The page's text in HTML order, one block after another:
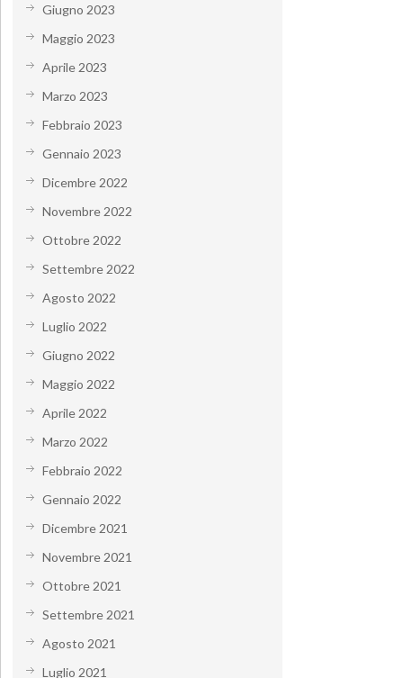
Giugno 2023
Maggio 2023
Aprile 2023
Marzo 2023
Febbraio 2023
Gennaio 2023
Dicembre 2022
Novembre 2022
Ottobre 2022
Settembre 2022
Agosto 2022
Luglio 2022
Giugno 2022
Maggio 2022
Aprile 2022
Marzo 2022
Febbraio 2022
Gennaio 2022
Dicembre 2021
Novembre 2021
Ottobre 2021
Settembre 2021
Agosto 2021
Luglio 2021